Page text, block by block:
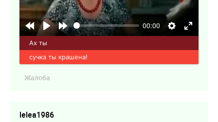
00:00
Ах ты
сучка ты крашена!
Жалоба
lelea1986